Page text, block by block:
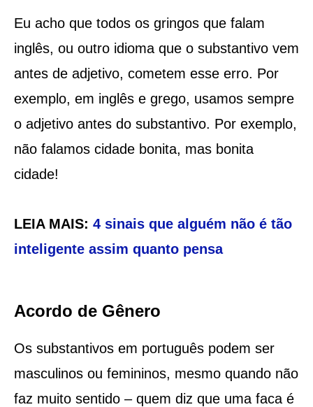
Eu acho que todos os gringos que falam
inglês, ou outro idioma que o substantivo vem
antes de adjetivo, cometem esse erro. Por
exemplo, em inglês e grego, usamos sempre
o adjetivo antes do substantivo. Por exemplo,
não falamos cidade bonita, mas bonita
cidade!
LEIA MAIS: 4 sinais que alguém não é tão
inteligente assim quanto pensa
Acordo de Gênero
Os substantivos em português podem ser
masculinos ou femininos, mesmo quando não
faz muito sentido – quem diz que uma faca é